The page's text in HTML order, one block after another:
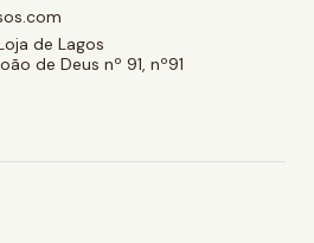
de Lagos
de Deus nº 91, nº91